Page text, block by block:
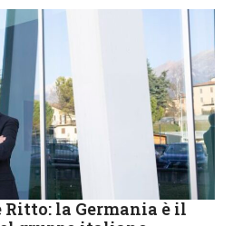
la Germania è il